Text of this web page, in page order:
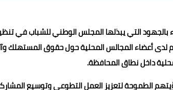
بالجهود التي يبذلها المجلس الوطني للشباب في
أعضاء المجالس المحلية حول حقوق المستهلك
داخل نطاق المحافظة.
الطموحة لتعزيز العمل التطوعي وتوسيع